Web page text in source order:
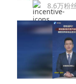
8.6万粉